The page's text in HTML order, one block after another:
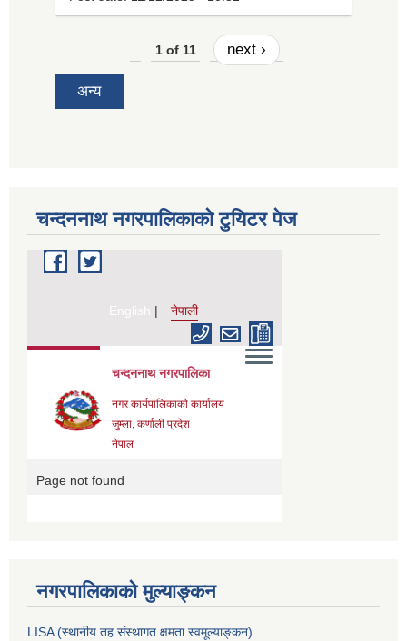
1 of 11 next ›
अन्य
चन्दननाथ नगरपालिकाको टुयिटर पेज
नगरपालिकाको मुल्याङ्कन
LISA (स्थानीय तह संस्थागत क्षमता स्वमूल्याङ्कन)